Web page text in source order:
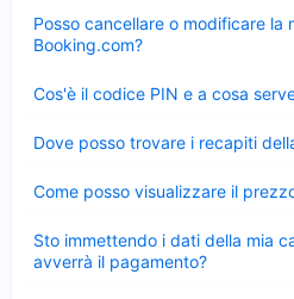
Posso cancellare o modificare la
Booking.com?
chiuso
Cos'è il codice PIN e a cosa
chiuso
Dove posso trovare i recapiti
chiuso
Come posso visualizzare il
chiuso
Sto immettendo i dati della mia
avverrà il pagamento?
chiuso